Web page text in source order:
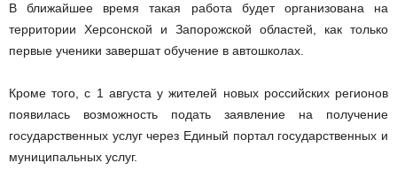
В ближайшее время такая работа будет организована на
территории Херсонской и Запорожской областей, как только
первые ученики завершат обучение в автошколах.
Кроме того, с 1 августа у жителей новых российских регионов
появилась возможность подать заявление на получение
государственных услуг через Единый портал государственных и
муниципальных услуг.